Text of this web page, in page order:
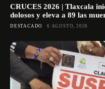
CRUCES 2026 | Tlaxcala
dolosos y eleva a 89 las
DESTACADO 6 AGOSTO, 2026